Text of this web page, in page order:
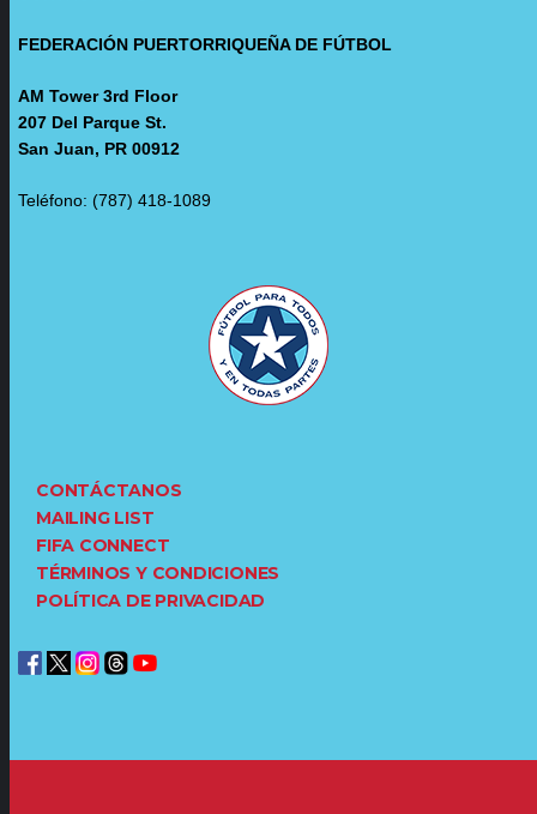
FEDERACIÓN PUERTORRIQUEÑA DE FÚTBOL
AM Tower 3rd Floor
207 Del Parque St.
San Juan, PR 00912
Teléfono: (787) 418-1089
CONTÁCTANOS
MAILING LIST
FIFA CONNECT
TÉRMINOS Y CONDICIONES
POLÍTICA DE PRIVACIDAD